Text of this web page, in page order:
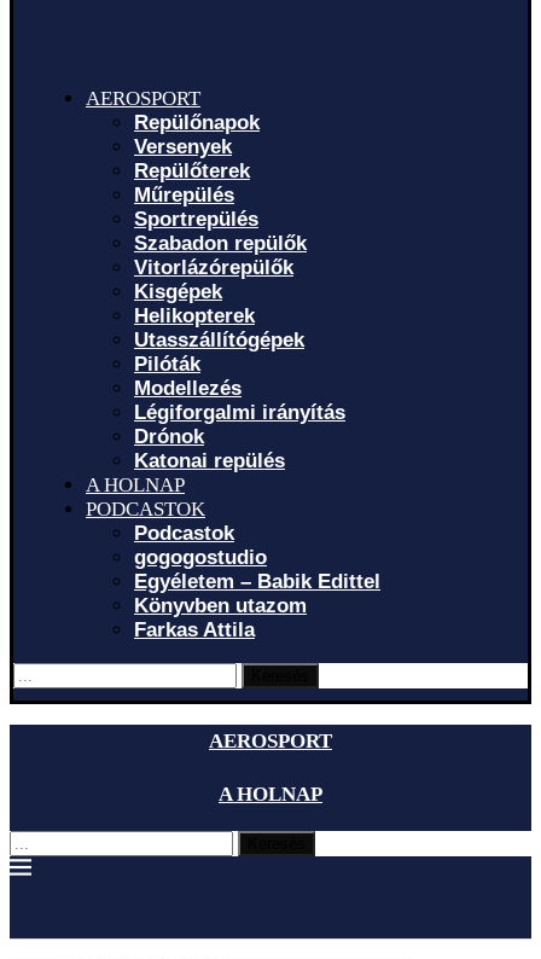
AEROSPORT
Repülőnapok
Versenyek
Repülőterek
Műrepülés
Sportrepülés
Szabadon repülők
Vitorlázórepülők
Kisgépek
Helikopterek
Utasszállítógépek
Pilóták
Modellezés
Légiforgalmi irányítás
Drónok
Katonai repülés
A HOLNAP
PODCASTOK
Podcastok
gogogostudio
Egyéletem – Babik Edittel
Könyvben utazom
Farkas Attila
AEROSPORT
A HOLNAP